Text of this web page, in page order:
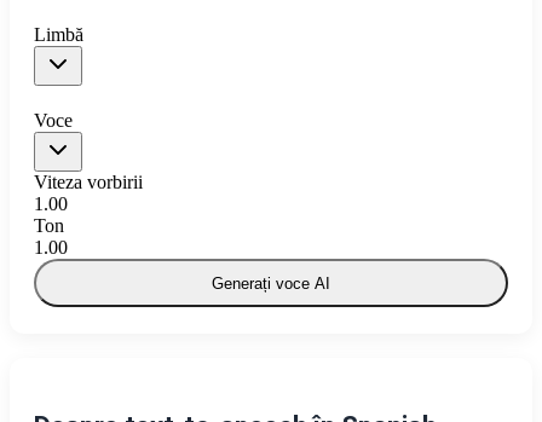
Limbă
Voce
Viteza vorbirii
1.00
Ton
1.00
Generați voce AI